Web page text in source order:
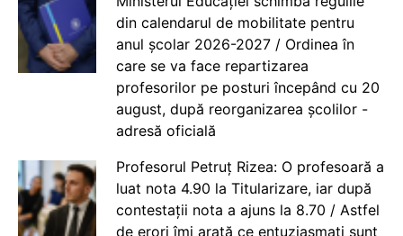
din calendarul de mobilitate pentru
anul școlar 2026-2027 / Ordinea în
care se va face repartizarea
profesorilor pe posturi începând cu 20
august, după reorganizarea școlilor -
adresă oficială
Profesorul Petruț Rizea: O profesoară a
luat nota 4.90 la Titularizare, iar după
contestații nota a ajuns la 8.70 / Astfel
de erori îmi arată ce entuziasmați sunt